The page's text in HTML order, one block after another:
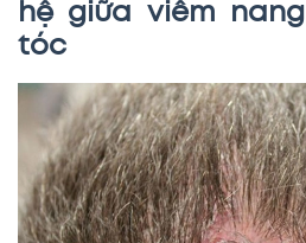
hệ giữa viêm
tóc